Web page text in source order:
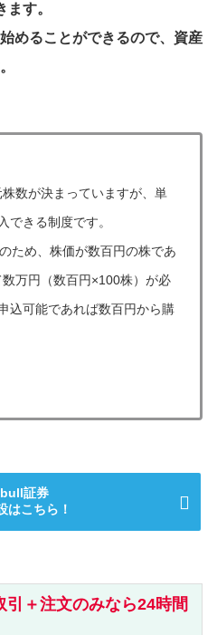
す。
めることができるので、資産
数が決まっていますが、単
できる制度です。
ため、株価が数百円の株であ
万円（数百円×100株）が必
込可能であれば数百円から購
証券
はこちら！
引＋注文のみなら24時間